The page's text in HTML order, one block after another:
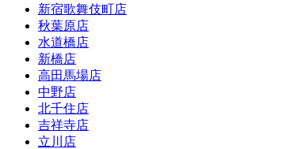
新宿歌舞伎町店
秋葉原店
水道橋店
新橋店
高田馬場店
中野店
北千住店
吉祥寺店
立川店